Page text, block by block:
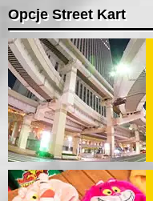
Opcje Street Kart